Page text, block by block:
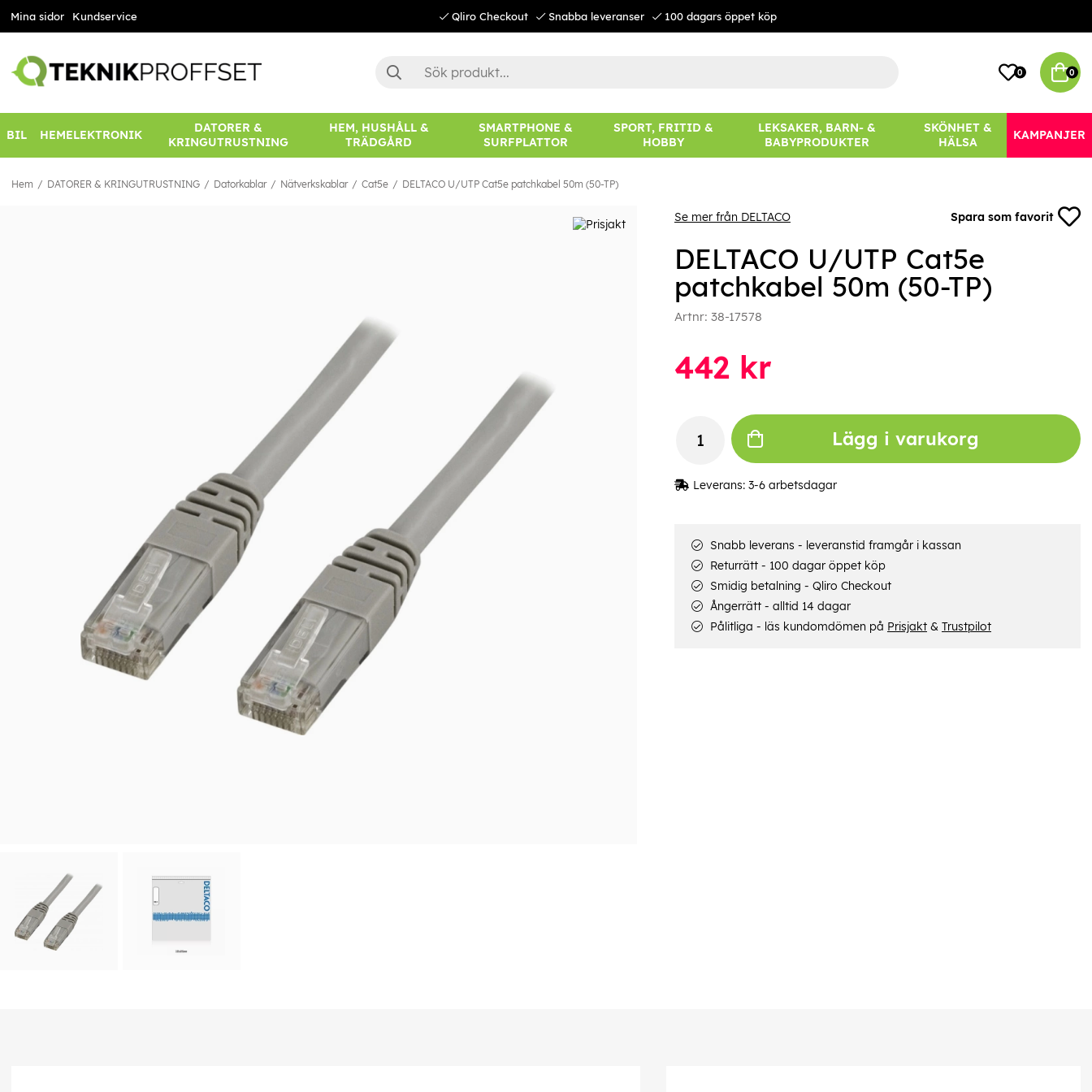
Mina sidor Kundservice Qliro Checkout Snabba leveranser 100 dagars öppet köp
0 0
BIL HEMELEKTRONIK
DATORER &
KRINGUTRUSTNING
HEM, HUSHÅLL &
TRÄDGÅRD
SMARTPHONE &
SURFPLATTOR
SPORT, FRITID &
HOBBY
LEKSAKER, BARN- &
BABYPRODUKTER
SKÖNHET &
HÄLSA
KAMPANJER
Hem DATORER & KRINGUTRUSTNING Datorkablar Nätverkskablar Cat5e DELTACO U/UTP Cat5e patchkabel 50m (50-TP)
Se mer från DELTACO Spara som favorit
DELTACO U/UTP Cat5e
patchkabel 50m (50-TP)
Artnr: 38-17578
442kr
Lägg i varukorg
Leverans: 3-6 arbetsdagar
Snabb leverans - leveranstid framgår i kassan
Returrätt - 100 dagar öppet köp
Smidig betalning - Qliro Checkout
Ångerrätt - alltid 14 dagar
Pålitliga - läs kundomdömen på Prisjakt& Trustpilot